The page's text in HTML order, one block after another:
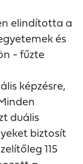
elindította a
és
- fűzte
képzésre,
duális
biztosít
115